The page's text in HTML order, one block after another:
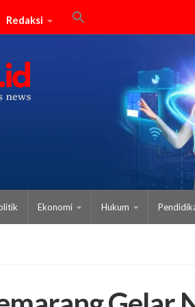
Redaksi
Ekonomi Hukum